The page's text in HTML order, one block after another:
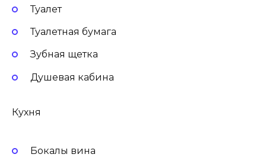
Туалет
Туалетная бумага
Зубная щетка
Душевая кабина
Кухня
Бокалы вина